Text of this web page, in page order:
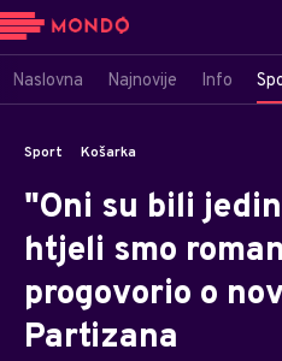
Naslovna Najnovije Info
Sport Košarka
"Oni su bili
htjeli smo
progovorio o
Partizana